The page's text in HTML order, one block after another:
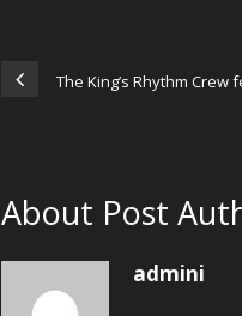
The King’s Rhythm
About Post
admini